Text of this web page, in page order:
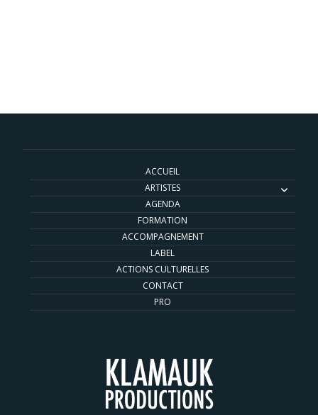
ACCUEIL
ARTISTES
AGENDA
FORMATION
ACCOMPAGNEMENT
LABEL
ACTIONS CULTURELLES
CONTACT
PRO